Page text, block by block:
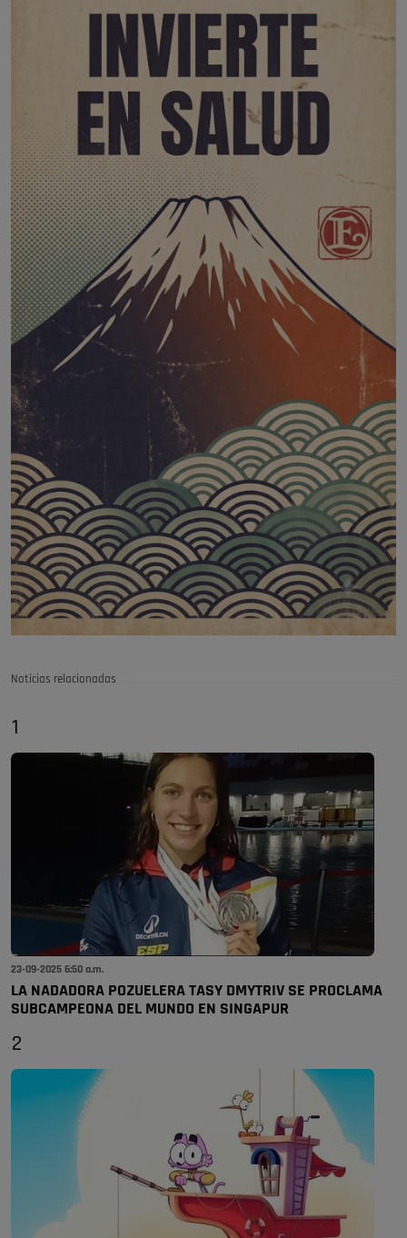
Noticias relacionadas
1
23-09-2025 6:50 a.m.
LA NADADORA POZUELERA TASY DMYTRIV SE PROCLAMA
SUBCAMPEONA DEL MUNDO EN SINGAPUR
2